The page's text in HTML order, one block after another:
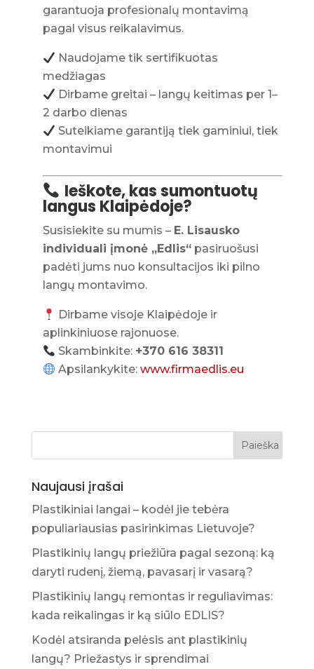
garantuoja profesionalų montavimą
pagal visus reikalavimus.
Naudojame tik sertifikuotas
medžiagas
Dirbame greitai – langų keitimas per 1–
2 darbo dienas
Suteikiame garantiją tiek gaminiui, tiek
montavimui
Ieškote, kas sumontuotų
langus Klaipėdoje?
Susisiekite su mumis – E. Lisausko
individuali įmonė „Edlis“pasiruošusi
padėti jums nuo konsultacijos iki pilno
langų montavimo.
Dirbame visoje Klaipėdoje ir
aplinkiniuose rajonuose.
Skambinkite: +370 616 38311
Apsilankykite:www.firmaedlis.eu
Naujausi įrašai
Plastikiniai langai – kodėl jie tebėra
populiariausias pasirinkimas Lietuvoje?
Plastikinių langų priežiūra pagal sezoną: ką
daryti rudenį, žiemą, pavasarį ir vasarą?
Plastikinių langų remontas ir reguliavimas:
kada reikalingas ir ką siūlo EDLIS?
Kodėl atsiranda pelėsis ant plastikinių
langų? Priežastys ir sprendimai